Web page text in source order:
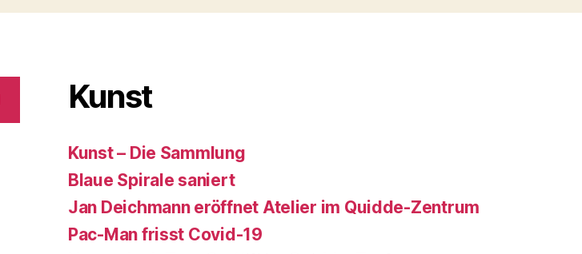
Kunst
Kunst – Die Sammlung
Blaue Spirale saniert
Jan Deichmann eröffnet Atelier im Quidde-Zentrum
Pac-Man frisst Covid-19